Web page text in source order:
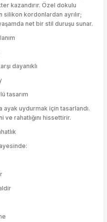
kazandırır. Özel dokulu
silikon kordonlardan ayrılır;
net bir stil duruşu sunar.
dayanıklı
tasarım
uydurmak için tasarlandı.
rahatlığını hissettirir.